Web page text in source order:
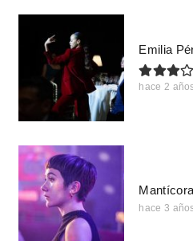
Emilia
hace 2
Mantícora
hace 3